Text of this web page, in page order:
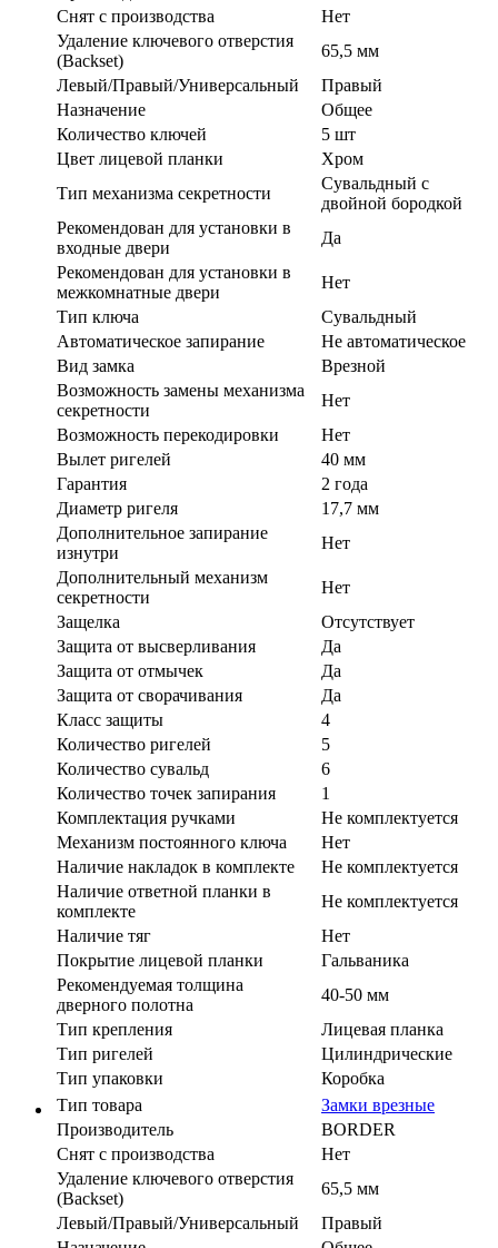
Cнят с производства
Нет
Удаление ключевого отверстия
(Backset)
65,5 мм
Левый/Правый/Универсальный
Правый
Назначение
Общее
Количество ключей
5 шт
Цвет лицевой планки
Хром
Тип механизма секретности
Сувальдный с
двойной бородкой
Рекомендован для установки в
входные двери
Да
Рекомендован для установки в
межкомнатные двери
Нет
Тип ключа
Сувальдный
Автоматическое запирание
Не автоматическое
Вид замка
Врезной
Возможность замены механизма
секретности
Нет
Возможность перекодировки
Нет
Вылет ригелей
40 мм
Гарантия
2 года
Диаметр ригеля
17,7 мм
Дополнительное запирание
изнутри
Нет
Дополнительный механизм
секретности
Нет
Защелка
Отсутствует
Защита от высверливания
Да
Защита от отмычек
Да
Защита от сворачивания
Да
Класс защиты
4
Количество ригелей
5
Количество сувальд
6
Количество точек запирания
1
Комплектация ручками
Не комплектуется
Механизм постоянного ключа
Нет
Наличие накладок в комплекте
Не комплектуется
Наличие ответной планки в
комплекте
Не комплектуется
Наличие тяг
Нет
Покрытие лицевой планки
Гальваника
Рекомендуемая толщина
дверного полотна
40-50 мм
Тип крепления
Лицевая планка
Тип ригелей
Цилиндрические
Тип упаковки
Коробка
Тип товара
Замки врезные
Производитель
BORDER
Cнят с производства
Нет
Удаление ключевого отверстия
(Backset)
65,5 мм
Левый/Правый/Универсальный
Правый